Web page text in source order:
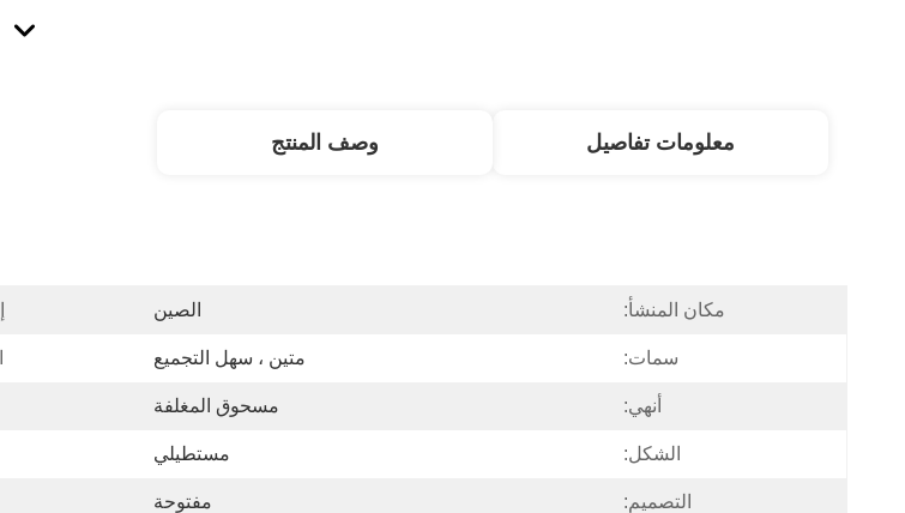
معلومات تفاصيل وصف المنتج
مكان المنشأ: الصين
سمات: متين ، سهل التجميع
أنهي: مسحوق المغلفة
الشكل: مستطيلي
التصميم: مفتوحة